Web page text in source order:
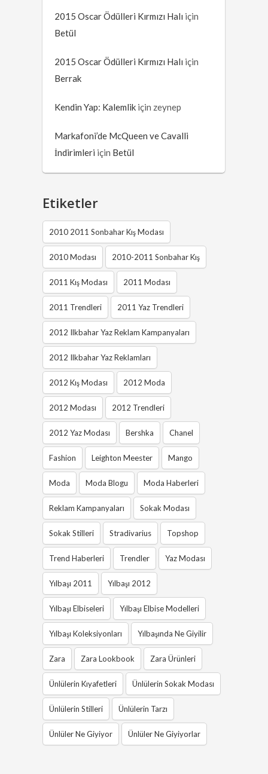
2015 Oscar Ödülleri Kırmızı Halı için
Betül
2015 Oscar Ödülleri Kırmızı Halı için
Berrak
Kendin Yap: Kalemlik için zeynep
Markafoni’de McQueen ve Cavalli
İndirimleri için Betül
Etiketler
2010 2011 Sonbahar Kış Modası
2010 Modası 2010-2011 Sonbahar Kış
2011 Kış Modası 2011 Modası
2011 Trendleri 2011 Yaz Trendleri
2012 Ilkbahar Yaz Reklam Kampanyaları
2012 Ilkbahar Yaz Reklamları
2012 Kış Modası 2012 Moda
2012 Modası 2012 Trendleri
2012 Yaz Modası Bershka Chanel
Fashion Leighton Meester Mango
Moda Moda Blogu Moda Haberleri
Reklam Kampanyaları Sokak Modası
Sokak Stilleri Stradivarius Topshop
Trend Haberleri Trendler Yaz Modası
Yılbaşı 2011 Yılbaşı 2012
Yılbaşı Elbiseleri Yılbaşı Elbise Modelleri
Yılbaşı Koleksiyonları Yılbaşında Ne Giyilir
Zara Zara Lookbook Zara Ürünleri
Ünlülerin Kıyafetleri Ünlülerin Sokak Modası
Ünlülerin Stilleri Ünlülerin Tarzı
Ünlüler Ne Giyiyor Ünlüler Ne Giyiyorlar